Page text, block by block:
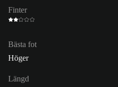
Finter
Bästa fot
Höger
Längd